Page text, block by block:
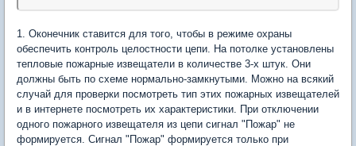
1. Оконечник ставится для того, чтобы в режиме охраны
обеспечить контроль целостности цепи. На потолке установлены
тепловые пожарные извещатели в количестве 3-х штук. Они
должны быть по схеме нормально-замкнутыми. Можно на всякий
случай для проверки посмотреть тип этих пожарных извещателей
и в интернете посмотреть их характеристики. При отключении
одного пожарного извещателя из цепи сигнал "Пожар" не
формируется. Сигнал "Пожар" формируется только при